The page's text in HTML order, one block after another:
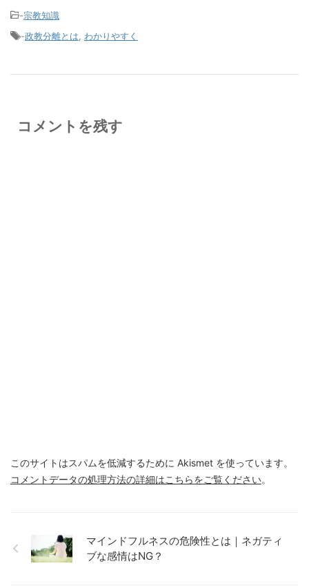
-宗教知識
-政教分離とは わかりやすく
コメントを残す
このサイトはスパムを低減するために Akismet を使っています。
コメントデータの処理方法の詳細はこちらをご覧ください。
マインドフルネスの危険性とは｜ネガティ
ブな感情はNG？